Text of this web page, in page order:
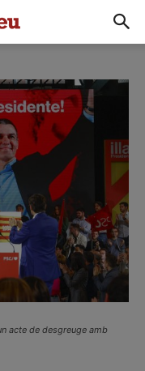
acte de desgreuge amb